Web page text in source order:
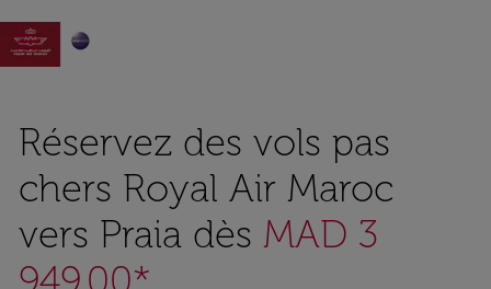

Réservez des vols pas
chers Royal Air Maroc
vers Praia dès MAD 3